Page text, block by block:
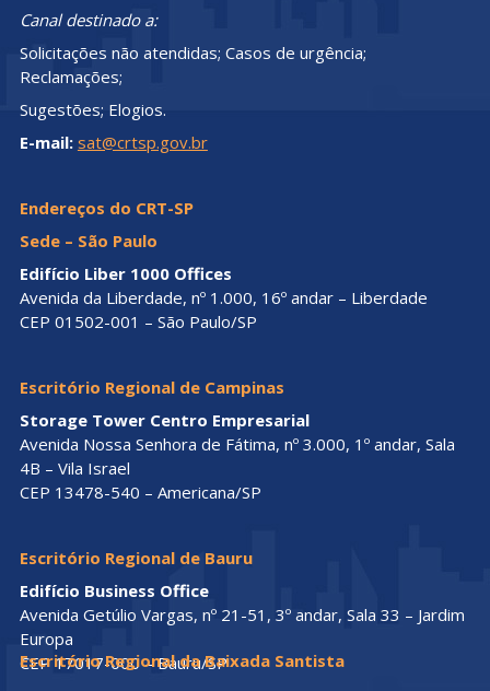
Canal destinado a:
Solicitações não atendidas; Casos de urgência;
Reclamações;
Sugestões; Elogios.
E-mail: sat@crtsp.gov.br
Endereços do CRT-SP
Sede – São Paulo
Edifício Liber 1000 Offices
Avenida da Liberdade, nº 1.000, 16º andar – Liberdade
CEP 01502-001 – São Paulo/SP
Escritório Regional de Campinas
Storage Tower Centro Empresarial
Avenida Nossa Senhora de Fátima, nº 3.000, 1º andar, Sala
4B – Vila Israel
CEP 13478-540 – Americana/SP
Escritório Regional de Bauru
Edifício Business Office
Avenida Getúlio Vargas, nº 21-51, 3º andar, Sala 33 – Jardim
Europa
CEP 17017-000 – Bauru/SP
Escritório Regional da Baixada Santista